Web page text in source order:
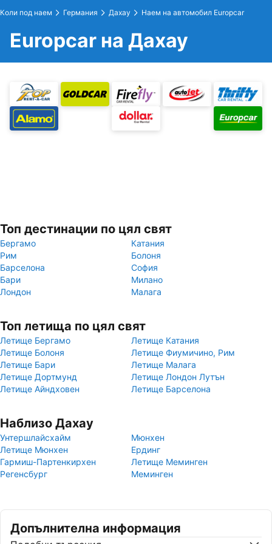
Коли под наем Германия Дахау Наем на автомобил Europcar
Europcar на Дахау
Топ дестинации по цял свят
Бергамо
Катания
Рим
Болоня
Барселона
София
Бари
Милано
Лондон
Малага
Топ летища по цял свят
Летище Бергамо
Летище Катания
Летище Болоня
Летище Фиумичино, Рим
Летище Бари
Летище Малага
Летище Дортмунд
Летище Лондон Лутън
Летище Айндховен
Летище Барселона
Наблизо Дахау
Унтершлайсхайм
Мюнхен
Летище Мюнхен
Ердинг
Гармиш-Партенкирхен
Летище Меминген
Регенсбург
Меминген
Допълнителна информация